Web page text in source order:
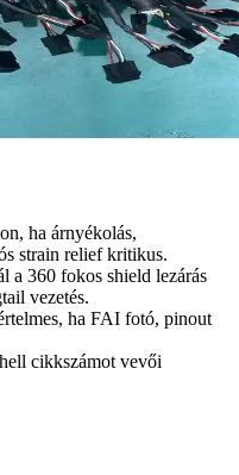
ha árnyékolás,
strain relief kritikus.
a 360 fokos shield lezárás
vezetés.
ha FAI fotó, pinout
cikkszámot vevői